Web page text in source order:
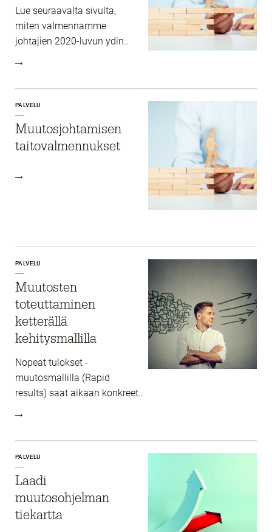
Lue seuraavalta sivulta,
miten valmennamme
johtajien 2020-luvun ydin..
PALVELU
Muutosjohtamisen
taitovalmennukset
PALVELU
Muutosten
toteuttaminen
ketterällä
kehitysmallilla
Nopeat tulokset -
muutosmallilla (Rapid
results) saat aikaan konkreet..
PALVELU
Laadi
muutosohjelman
tiekartta